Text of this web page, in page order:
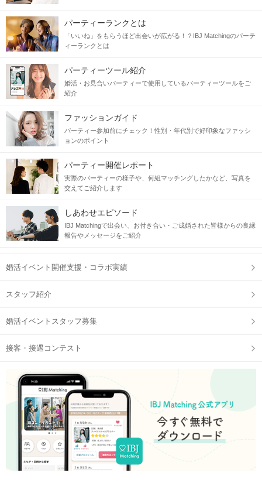
パーティーランクとは
「いいね」をもらうほど出会いが広がる！？IBJ Matchingのパーテ
ィーランクとは
パーティーツール紹介
婚活・お見合いパーティーで使用しているパーティーツールをご
紹介
ファッションガイド
パーティー参加前にチェック！性別・年代別で好印象なファッシ
ョンのポイント
パーティー開催レポート
実際のパーティーの様子や、何組マッチングしたかなど、写真を
交えてご紹介します
しあわせエピソード
IBJ Matchingで出会い、お付き合い・ご成婚された皆様からの良縁
報告やメッセージをご紹介
婚活イベント開催支援・コラボ実績
スタッフ紹介
婚活イベントスタッフ募集
接客・接遇コンテスト